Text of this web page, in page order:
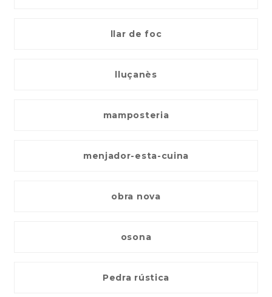
llar de foc
lluçanès
mamposteria
menjador-esta-cuina
obra nova
osona
Pedra rústica